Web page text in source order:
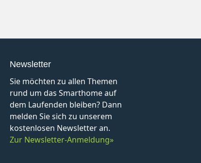
Newsletter
Sie möchten zu allen Themen
rund um das Smarthome auf
dem Laufenden bleiben? Dann
melden Sie sich zu unserem
kostenlosen Newsletter an.
Zur Newsletter-Anmeldung»